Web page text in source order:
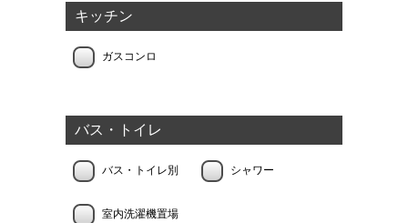
キッチン
ガスコンロ
バス・トイレ
バス・トイレ別 シャワー
室内洗濯機置場